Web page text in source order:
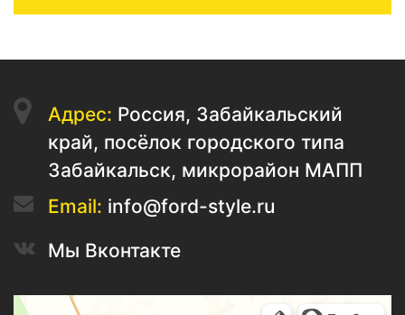
Адрес: Россия, Забайкальский
край, посёлок городского типа
Забайкальск, микрорайон МАПП
Email: info@ford-style.ru
Мы Вконтакте